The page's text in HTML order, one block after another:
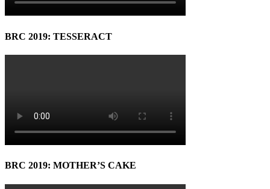
BRC 2019: TESSERACT
BRC 2019: MOTHER’S CAKE